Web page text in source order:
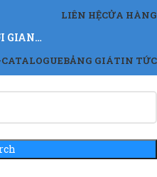
LIÊN HỆCỬA HÀNG
GIAN…
BẢNG GIÁTIN TỨC